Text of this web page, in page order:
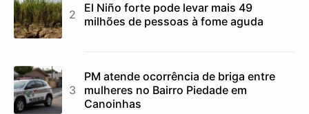
El Niño forte pode levar mais 49
milhões de pessoas à fome aguda
PM atende ocorrência de briga entre
mulheres no Bairro Piedade em
Canoinhas